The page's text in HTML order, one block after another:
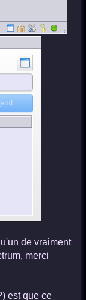
de vraiment
merci
est que ce